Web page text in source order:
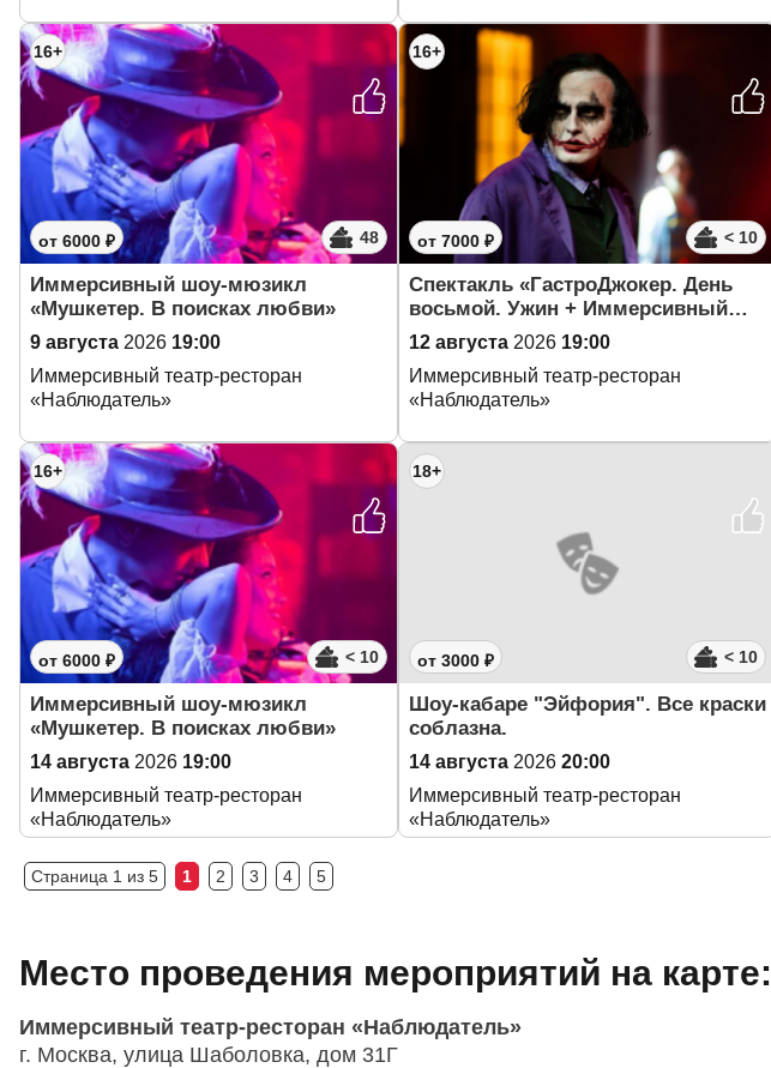
16+
от 6000 ₽ 48
Иммерсивный шоу-мюзикл
«Мушкетер. В поисках любви»
9 августа 2026 19:00
Иммерсивный театр-ресторан
«Наблюдатель»
16+
от 7000 ₽ < 10
Спектакль «ГастроДжокер. День
восьмой. Ужин + Иммерсивный…
12 августа 2026 19:00
Иммерсивный театр-ресторан
«Наблюдатель»
16+
от 6000 ₽ < 10
Иммерсивный шоу-мюзикл
«Мушкетер. В поисках любви»
14 августа 2026 19:00
Иммерсивный театр-ресторан
«Наблюдатель»
18+
от 3000 ₽ < 10
Шоу-кабаре "Эйфория". Все краски
соблазна.
14 августа 2026 20:00
Иммерсивный театр-ресторан
«Наблюдатель»
Страница 1 из 5 1 2 3 4 5
Место проведения мероприятий на карте:
Иммерсивный театр-ресторан «Наблюдатель»
г. Москва, улица Шаболовка, дом 31Г